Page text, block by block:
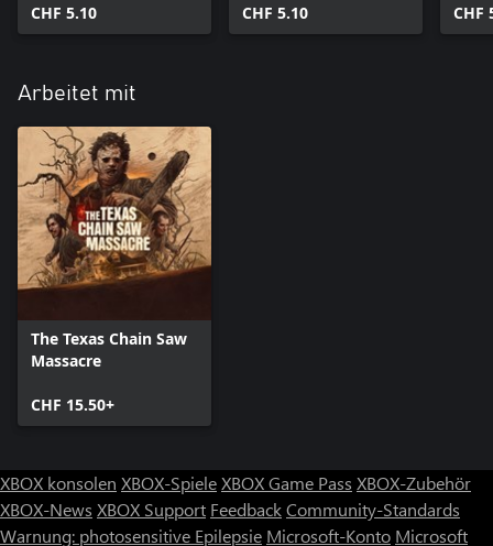
CHF 5.10
CHF 5.10
CHF
Arbeitet mit
The Texas Chain Saw
Massacre
CHF 15.50+
XBOX konsolen XBOX-SpieleXBOX Game Pass XBOX-Zubehör
XBOX-News XBOX Support FeedbackCommunity-Standards
Warnung: photosensitive Epilepsie Microsoft-Konto Microsoft